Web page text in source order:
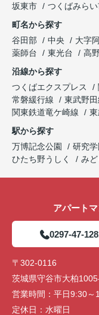
坂東市
つくばみら
町名から探す
谷田部
中央 大字
薬師台
東光台
高
沿線から探す
つくばエクスプレス
常磐緩行線
東武野田
関東鉄道竜ケ崎線
駅から探す
万博記念公園
研究学
ひたち野うしく
み
アパート
0297-47-
〒302-0116
茨城県守谷市大柏
営業時間： 平日9:30～
定休日： 水曜日